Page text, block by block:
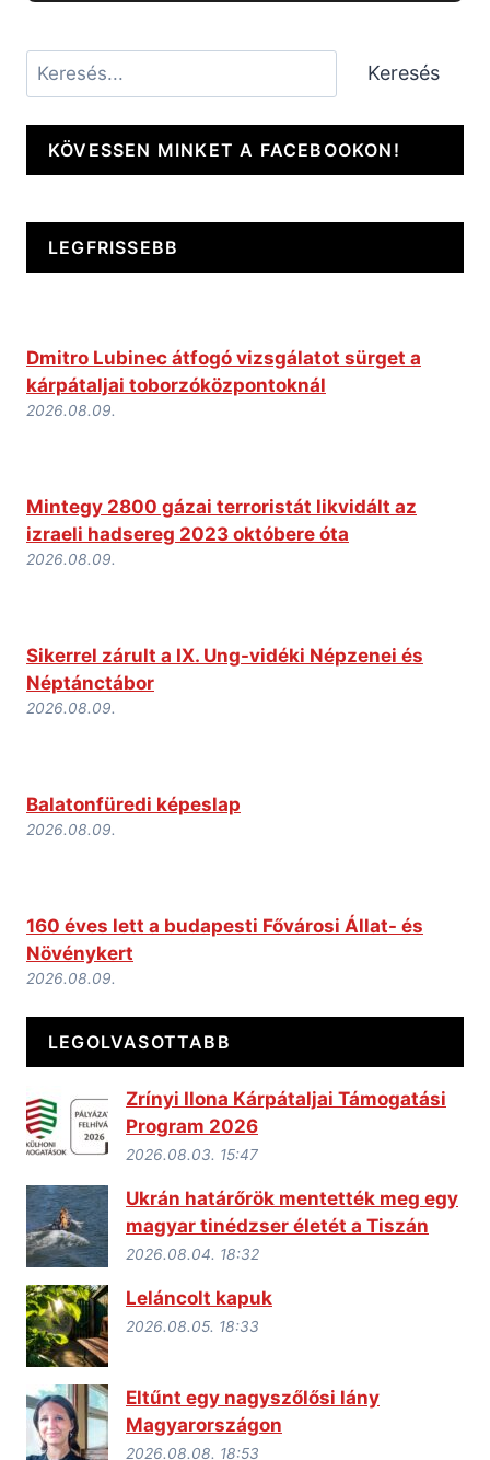
Keresés Keresés
KÖVESSEN MINKET A FACEBOOKON!
LEGFRISSEBB
Dmitro Lubinec átfogó vizsgálatot sürget a
kárpátaljai toborzóközpontoknál
2026.08.09.
Mintegy 2800 gázai terroristát likvidált az
izraeli hadsereg 2023 októbere óta
2026.08.09.
Sikerrel zárult a IX. Ung-vidéki Népzenei és
Néptánctábor
2026.08.09.
Balatonfüredi képeslap
2026.08.09.
160 éves lett a budapesti Fővárosi Állat- és
Növénykert
2026.08.09.
LEGOLVASOTTABB
Zrínyi Ilona Kárpátaljai Támogatási
Program 2026
2026.08.03. 15:47
Ukrán határőrök mentették meg egy
magyar tinédzser életét a Tiszán
2026.08.04. 18:32
Leláncolt kapuk
2026.08.05. 18:33
Eltűnt egy nagyszőlősi lány
Magyarországon
2026.08.08. 18:53